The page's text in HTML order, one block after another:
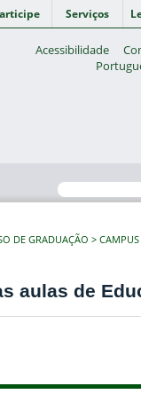
Serviços
Acessibilidade
DE GRADUAÇÃO
aulas de